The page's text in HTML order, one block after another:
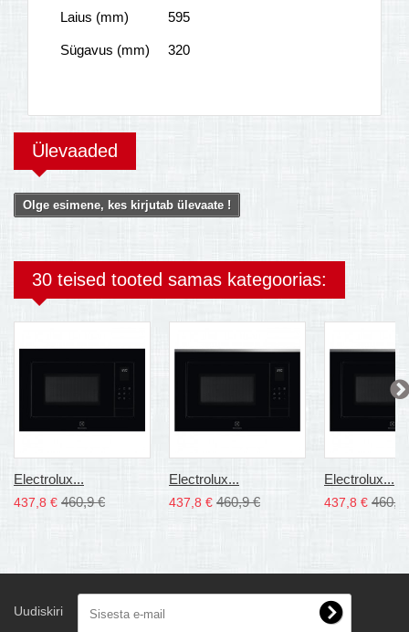
Laius (mm) 595
Sügavus (mm) 320
Ülevaaded
Olge esimene, kes kirjutab ülevaate !
30 teised tooted samas kategoorias:
Electrolux...
437,8 € 460,9 €
Electrolux...
437,8 € 460,9 €
Electrolux...
437,8 € 460,9
Uudiskiri